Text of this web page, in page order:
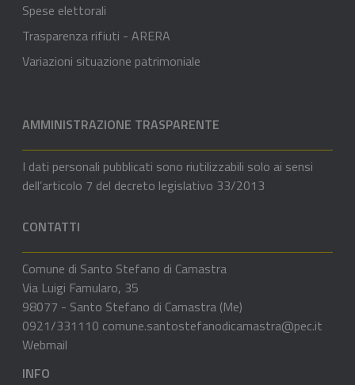
Spese elettorali
Trasparenza rifiuti - ARERA
Variazioni situazione patrimoniale
AMMINISTRAZIONE TRASPARENTE
I dati personali pubblicati sono riutilizzabili solo ai sensi
dell’articolo 7 del decreto legislativo 33/2013
CONTATTI
Comune di Santo Stefano di Camastra
Via Luigi Famularo, 35
98077 - Santo Stefano di Camastra (Me)
0921/331110 comune.santostefanodicamastra@pec.it
Webmail
INFO